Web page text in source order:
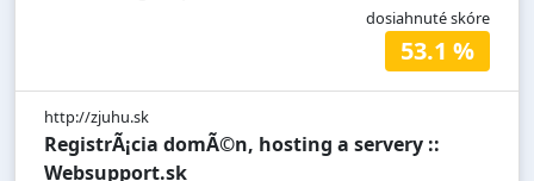
dosiahnuté skóre
53.1 %
http://zjuhu.sk
RegistrÃ¡cia domÃ©n, hosting a servery ::
Websupport.sk